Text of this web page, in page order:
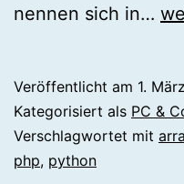
nennen sich in…
Veröffentlicht am 1.
Kategorisiert als PC &
Verschlagwortet mit
php, python